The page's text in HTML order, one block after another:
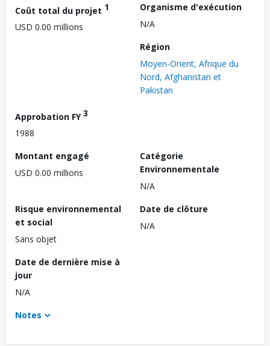
Coût total du projet 1
USD 0.00 millions
Organisme d'exécution
N/A
Région
Moyen-Orient, Afrique du
Nord, Afghanistan et
Pakistan
Approbation FY3
1988
Montant engagé
USD 0.00 millions
Catégorie
Environnementale
N/A
Risque environnemental
et social
Sans objet
Date de clôture
N/A
Date de dernière mise à
jour
N/A
Notes